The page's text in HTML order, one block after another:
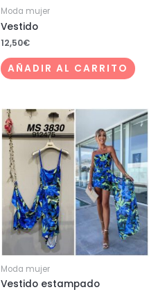
Moda mujer
Vestido
12,50€
AÑADIR AL CARRITO
Moda mujer
Vestido estampado